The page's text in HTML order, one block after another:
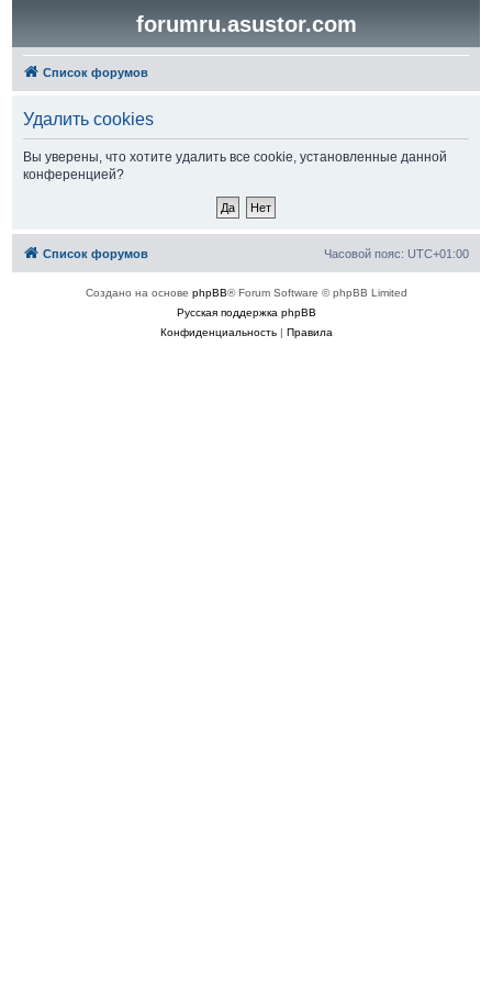
forumru.asustor.com
Список форумов
Удалить cookies
Вы уверены, что хотите удалить все cookie, установленные данной
конференцией?
Список форумов Часовой пояс: UTC+01:00
Создано на основе phpBB® Forum Software © phpBB Limited
Русская поддержка phpBB
Конфиденциальность| Правила